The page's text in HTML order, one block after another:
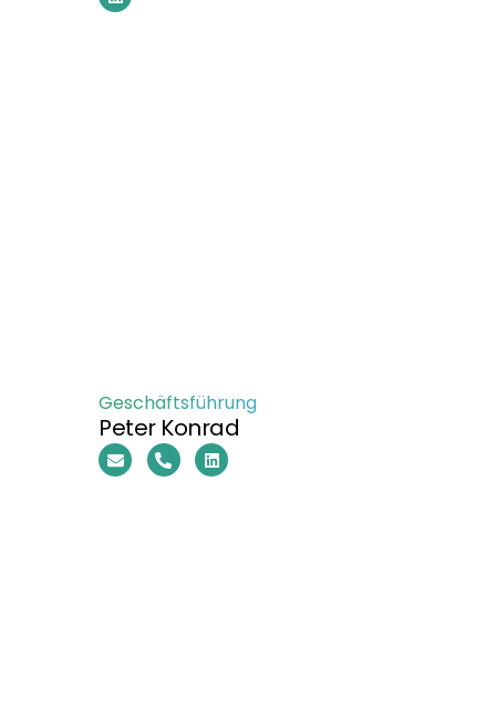
Geschäftsführung
Peter Konrad